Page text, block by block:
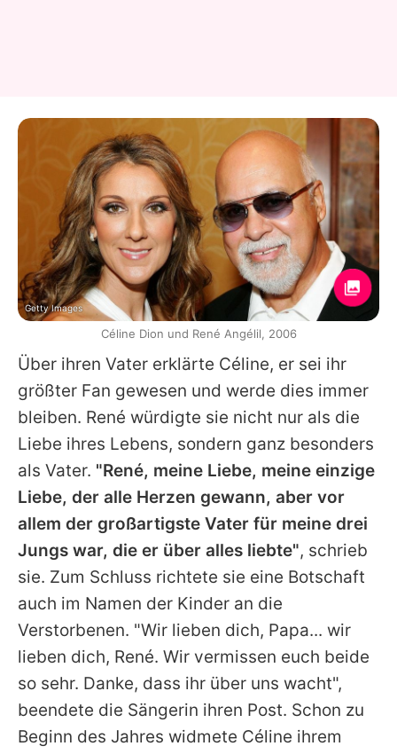
Über ihren Vater erklärte Céline, er sei ihr
größter Fan gewesen und werde dies immer
bleiben. René würdigte sie nicht nur als die
Liebe ihres Lebens, sondern ganz besonders
als Vater. "René, meine Liebe, meine einzige
Liebe, der alle Herzen gewann, aber vor
allem der großartigste Vater für meine drei
Jungs war, die er über alles liebte", schrieb
sie. Zum Schluss richtete sie eine Botschaft
auch im Namen der Kinder an die
Verstorbenen. "Wir lieben dich, Papa... wir
lieben dich, René. Wir vermissen euch beide
so sehr. Danke, dass ihr über uns wacht",
beendete die Sängerin ihren Post. Schon zu
Beginn des Jahres widmete Céline ihrem
Getty Images
Céline Dion und René Angélil, 2006